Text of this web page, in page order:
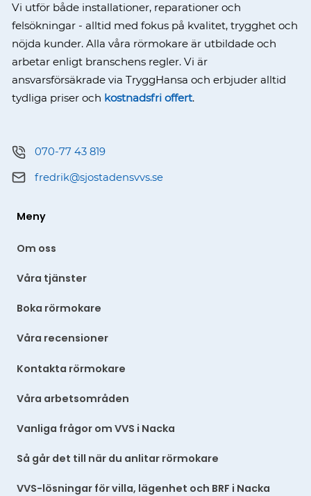
Vi utför både installationer, reparationer och
felsökningar - alltid med fokus på kvalitet, trygghet och
nöjda kunder. Alla våra rörmokare är utbildade och
arbetar enligt branschens regler. Vi är
ansvarsförsäkrade via TryggHansa och erbjuder alltid
tydliga priser och kostnadsfri offert.
070-77 43 819
fredrik@sjostadensvvs.se
Meny
Om oss
Våra tjänster
Boka rörmokare
Våra recensioner
Kontakta rörmokare
Våra arbetsområden
Vanliga frågor om VVS i Nacka
Så går det till när du anlitar rörmokare
VVS-lösningar för villa, lägenhet och BRF i Nacka